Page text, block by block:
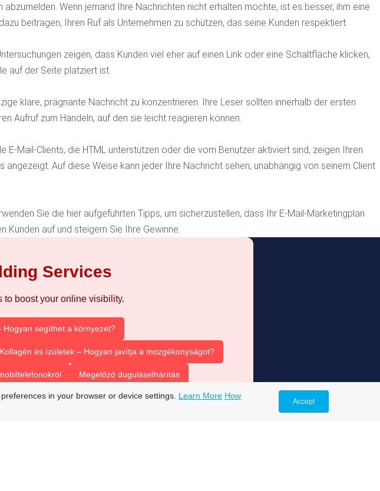
Wenn jemand Ihre Nachrichten nicht erhalten möchte, ist es besser, ihm eine
beitragen, Ihren Ruf als Unternehmen zu schützen, das seine Kunden respektiert.
zeigen, dass Kunden viel eher auf einen Link oder eine Schaltfläche klicken,
auf der Seite platziert ist.
klare, prägnante Nachricht zu konzentrieren. Ihre Leser sollten innerhalb der ersten
Aufruf zum Handeln, auf den sie leicht reagieren können.
Mail-Clients, die HTML unterstützen oder die vom Benutzer aktiviert sind, zeigen Ihren
Auf diese Weise kann jeder Ihre Nachricht sehen, unabhängig von seinem Client
Sie die hier aufgeführten Tipps, um sicherzustellen, dass Ihr E-Mail-Marketingplan
Kunden auf und steigern Sie Ihre Gewinne.
Services
boost your online visibility.
segíthet a környezet?
Kollagén és ízületek – Hogyan javítja a mozgékonyságot?
Megelőző duguláselhárítás
természetes módon
in your browser or device settings. Learn More How
Accept